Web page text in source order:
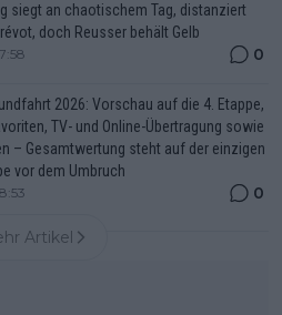
siegt an chaotischem Tag, distanziert
doch Reusser behält Gelb
0
2026: Vorschau auf die 4. Etappe,
TV- und Online-Übertragung sowie
– Gesamtwertung steht auf der einzigen
vor dem Umbruch
0
Artikel